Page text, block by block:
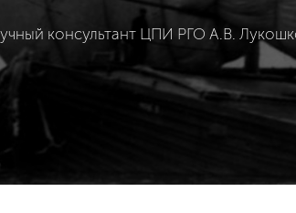
консультант ЦПИ РГО А.В.